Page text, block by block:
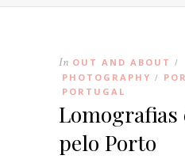
In OUT AND ABOUT /
PHOTOGRAPHY /
PORTUGAL
pelo Porto